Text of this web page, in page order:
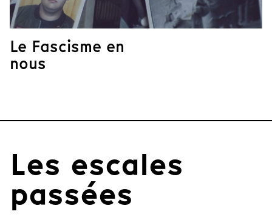
Le Fascisme en
nous
Les escales
passées